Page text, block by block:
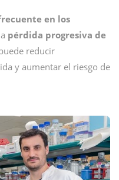
en los
pérdida progresiva de
reducir
y aumentar el riesgo de